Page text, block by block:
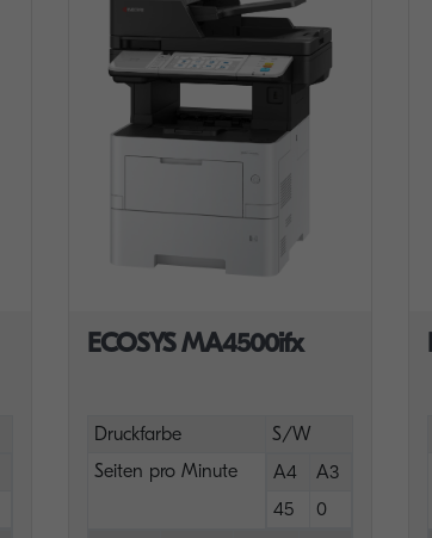
ECOSYS MA4500ifx
Druckfarbe
S/W
Seiten pro Minute
A4
A3
45
0